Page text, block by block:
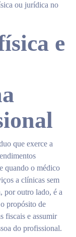
ou jurídica no
e
que exerce a
quando o médico
a clínicas sem
por outro lado, é a
propósito de
fiscais e assumir
do profissional.